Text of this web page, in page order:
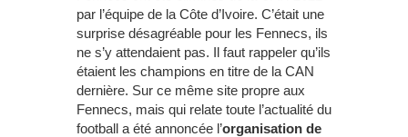
par l’équipe de la Côte d’Ivoire. C’était une
surprise désagréable pour les Fennecs, ils
ne s’y attendaient pas. Il faut rappeler qu’ils
étaient les champions en titre de la CAN
dernière. Sur ce même site propre aux
Fennecs, mais qui relate toute l’actualité du
football a été annoncée l’organisation de